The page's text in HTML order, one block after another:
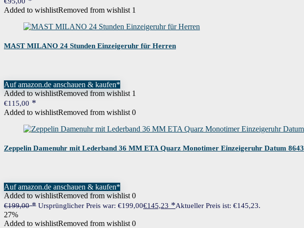
Added to wishlistRemoved from wishlist 1
MAST MILANO 24 Stunden Einzeigeruhr für Herren
Auf amazon.de anschauen & kaufen*
Added to wishlistRemoved from wishlist 1
€115,00
Added to wishlistRemoved from wishlist 0
Zeppelin Damenuhr mit Lederband 36 MM ETA Quarz Monotimer Einzeigeruhr Datum 8643
Auf amazon.de anschauen & kaufen*
Added to wishlistRemoved from wishlist 0
€199,00 Ursprünglicher Preis war: €199,00€145,23 Aktueller Preis ist: €145,23.
27%
Added to wishlistRemoved from wishlist 0